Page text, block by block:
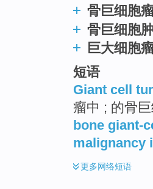
骨巨细胞
骨巨细胞
巨大细胞
短语
Giant cell
瘤中 ; 的骨
bone giant-
malignancy
更多网络短语